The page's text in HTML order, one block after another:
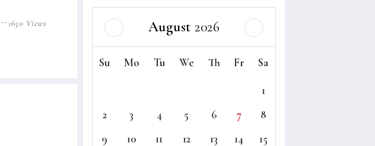
1650 Views
Ketum di Sulawesi Selatan 6-
8 Okt 2020
09 October 2020
3584 Views
Ketum Lantik Dewan Rektorat
Sekolah Tinggi Alkitab Batu
Juni 2021
07 June 2021
5299 Views
August 2026
Su Mo Tu We Th Fr Sa
1
2
3 4 5 6 7
8
9
10 11 12 13 14
15